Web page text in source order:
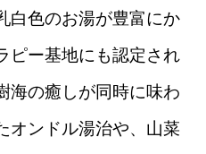
白色のお湯が豊富にか
ピー基地にも認定され
海の癒しが同時に味わ
オンドル湯治や、山菜